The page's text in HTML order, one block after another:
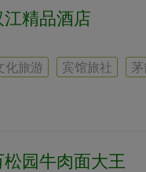
江精品酒店
化旅游 宾馆旅社
松园牛肉面大王